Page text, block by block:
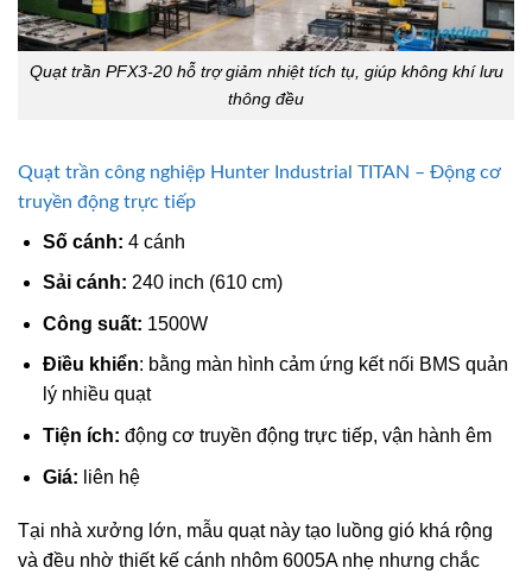
Quạt trần PFX3-20 hỗ trợ giảm nhiệt tích tụ, giúp không khí lưu
thông đều
Quạt trần công nghiệp Hunter Industrial TITAN – Động cơ
truyền động trực tiếp
Số cánh: 4 cánh
Sải cánh: 240 inch (610 cm)
Công suất: 1500W
Điều khiển: bằng màn hình cảm ứng kết nối BMS quản
lý nhiều quạt
Tiện ích: động cơ truyền động trực tiếp, vận hành êm
Giá: liên hệ
Tại nhà xưởng lớn, mẫu quạt này tạo luồng gió khá rộng
và đều nhờ thiết kế cánh nhôm 6005A nhẹ nhưng chắc